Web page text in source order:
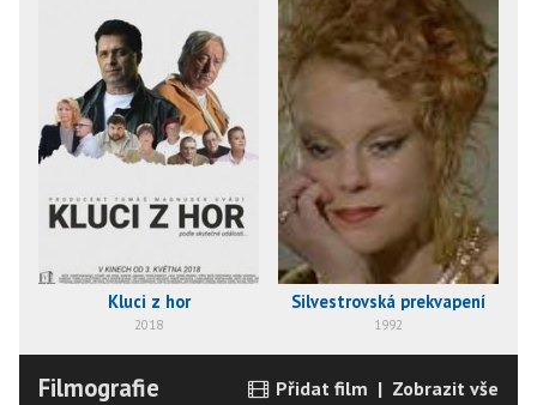
Kluci z hor
2018
Silvestrovská prekvapení
1992
Filmografie Přidat film | Zobrazit vše